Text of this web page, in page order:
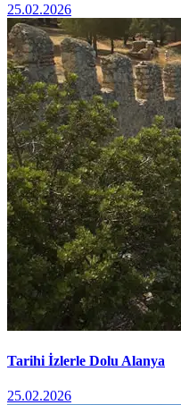
25.02.2026
Tarihi İzlerle Dolu Alanya
25.02.2026